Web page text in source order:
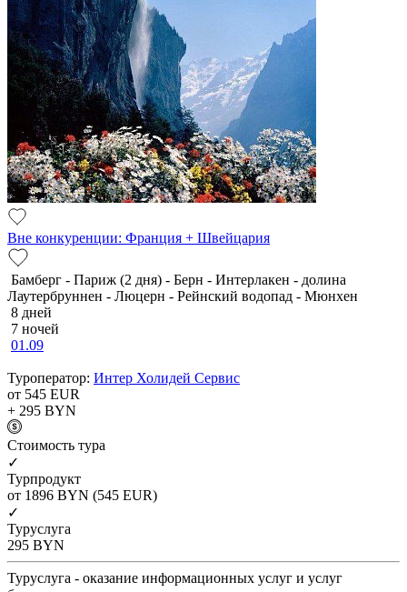
Вне конкуренции: Франция + Швейцария
Бамберг - Париж (2 дня) - Берн - Интерлакен - долина
Лаутербруннен - Люцерн - Рейнский водопад - Мюнхен
8 дней
7 ночей
01.09
Туроператор: Интер Холидей Сервис
от 545 EUR
+ 295 BYN
Cтоимость тура
✓
Турпродукт
от 1896 BYN (545 EUR)
✓
Туруслуга
295 BYN
Туруслуга - оказание информационных услуг и услуг